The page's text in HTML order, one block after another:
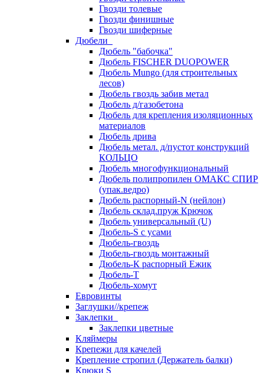
Гвозди толевые
Гвозди финишные
Гвозди шиферные
Дюбели
Дюбель "бабочка"
Дюбель FISCHER DUOPOWER
Дюбель Mungo (для строительных
лесов)
Дюбель гвоздь забив метал
Дюбель д/газобетона
Дюбель для крепления изоляционных
материалов
Дюбель дрива
Дюбель метал. д/пустот конструкций
КОЛЬЦО
Дюбель многофункциональный
Дюбель полипропилен ОМАКС СПИР
(упак.ведро)
Дюбель распорный-N (нейлон)
Дюбель склад.пруж Крючок
Дюбель универсальный (U)
Дюбель-S с усами
Дюбель-гвоздь
Дюбель-гвоздь монтажный
Дюбель-К распорный Ежик
Дюбель-Т
Дюбель-хомут
Евровинты
Заглушки//крепеж
Заклепки
Заклепки цветные
Кляймеры
Крепежи для качелей
Крепление стропил (Держатель балки)
Крюки S